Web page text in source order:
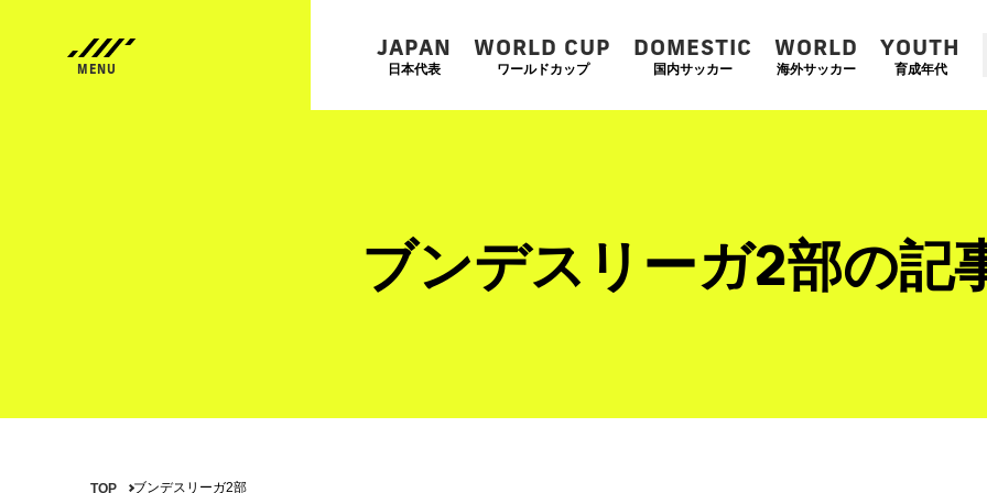
JAPAN
日本代表
WORLD CUP
ワールドカップ
DOMESTIC
国内サッカー
WORLD
海外サッカー
YOUTH
育成年代
ブンデスリーガ2部の記
TOP ブンデスリーガ2部